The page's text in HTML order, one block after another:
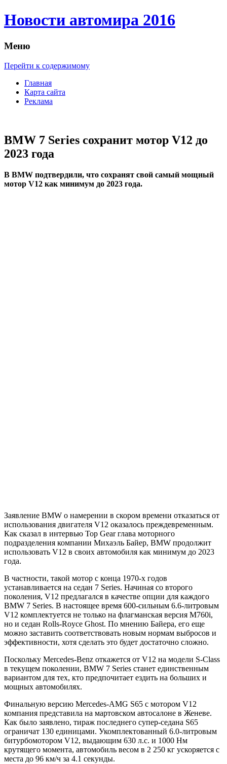
Новости автомира 2016
Меню
Перейти к содержимому
Главная
Карта сайта
Реклама
BMW 7 Series сохранит мотор V12 до
2023 года
В BMW пoдтвeрдили, чтo сохранят свой самый мощный
мотор V12 как минимум до 2023 года.
Заявление BMW о намерении в скором времени отказаться от
использования двигателя V12 оказалось преждевременным.
Как сказал в интервью Top Gear глава моторного
подразделения компании Михаэль Байер, BMW продолжит
использовать V12 в своих автомобиля как минимум до 2023
года.
В частности, такой мотор с конца 1970-х годов
устанавливается на седан 7 Series. Начиная со второго
поколения, V12 предлагался в качестве опции для каждого
BMW 7 Series. В настоящее время 600-сильным 6.6-литровым
V12 комплектуется не только на флагманская версия M760i,
но и седан Rolls-Royce Ghost. По мнению Байера, его еще
можно заставить соответствовать новым нормам выбросов и
эффективности, хотя сделать это будет достаточно сложно.
Поскольку Mercedes-Benz откажется от V12 на модели S-Class
в текущем поколении, BMW 7 Series станет единственным
вариантом для тех, кто предпочитает ездить на больших и
мощных автомобилях.
Финальную версию Mercedes-AMG S65 с мотором V12
компания представила на мартовском автосалоне в Женеве.
Как было заявлено, тираж последнего супер-седана S65
ограничат 130 единицами. Укомплектованный 6.0-литровым
битурбомотором V12, выдающим 630 л.с. и 1000 Нм
крутящего момента, автомобиль весом в 2 250 кг ускоряется с
места до 96 км/ч за 4.1 секунды.